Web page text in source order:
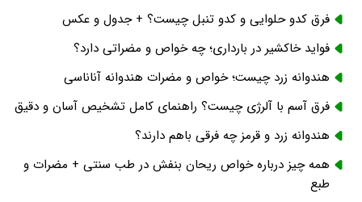
فرق کدو حلوایی و کدو تنبل چیست؟ + جدول و عکس
فواید خاکشیر در بارداری؛ چه خواص و مضراتی دارد؟
هندوانه زرد چیست؛ خواص و مضرات هندوانه آناناسی
فرق آسم با آلرژی چیست؟ راهنمای کامل تشخیص آسان و دقیق
هندوانه زرد و قرمز چه فرقی باهم دارند؟
همه چیز درباره خواص ریحان بنفش در طب سنتی + مضرات و
طبع